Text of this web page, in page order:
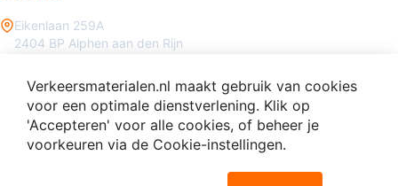
Eikenlaan 259A
2404 BP Alphen aan den Rijn
info@verkeersmaterialen.nl
Verkeersmaterialen.nl maakt gebruik van cookies
voor een optimale dienstverlening. Klik op
'Accepteren' voor alle cookies, of beheer je
voorkeuren via de Cookie-instellingen.